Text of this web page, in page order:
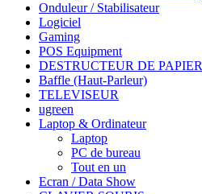
Onduleur / Stabilisateur
Logiciel
Gaming
POS Equipment
DESTRUCTEUR DE PAPIER
Baffle (Haut-Parleur)
TELEVISEUR
ugreen
Laptop & Ordinateur
Laptop
PC de bureau
Tout en un
Ecran / Data Show